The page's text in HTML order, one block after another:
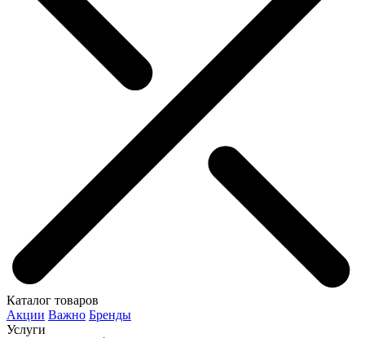
Каталог товаров
Акции Важно Бренды
Услуги